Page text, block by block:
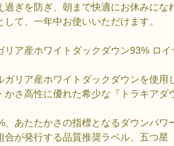
ぎを防ぎ、朝まで快適にお休みにな
て、一年中お使いいただけます。
ア産ホワイトダックダウン93% ロイ
リア産ホワイトダックダウンを使用
かさ高性に優れた希少な『トラキアダ
、あたたかさの指標となるダウンパワ
合が発行する品質推奨ラベル、五つ星